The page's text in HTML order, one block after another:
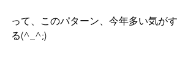
って、このパターン、今年多い気がす
る(^_^;)